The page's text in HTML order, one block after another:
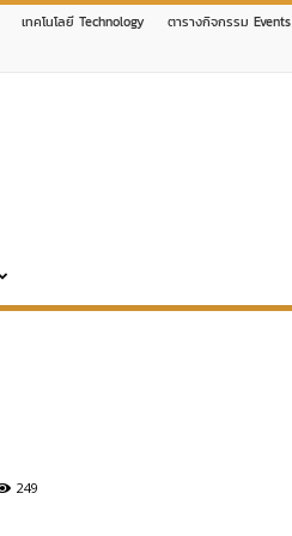
เทคโนโลยี Technology ตารางกิจกรรม Events
249